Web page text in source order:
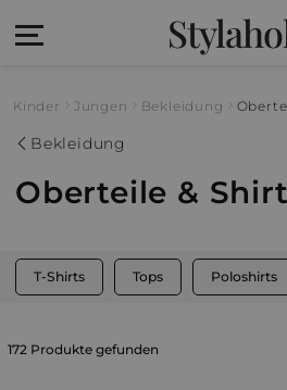
Kinder Jungen Bekleidung
Bekleidung
Oberteile &
T-Shirts Tops Poloshirts
172 Produkte gefunden